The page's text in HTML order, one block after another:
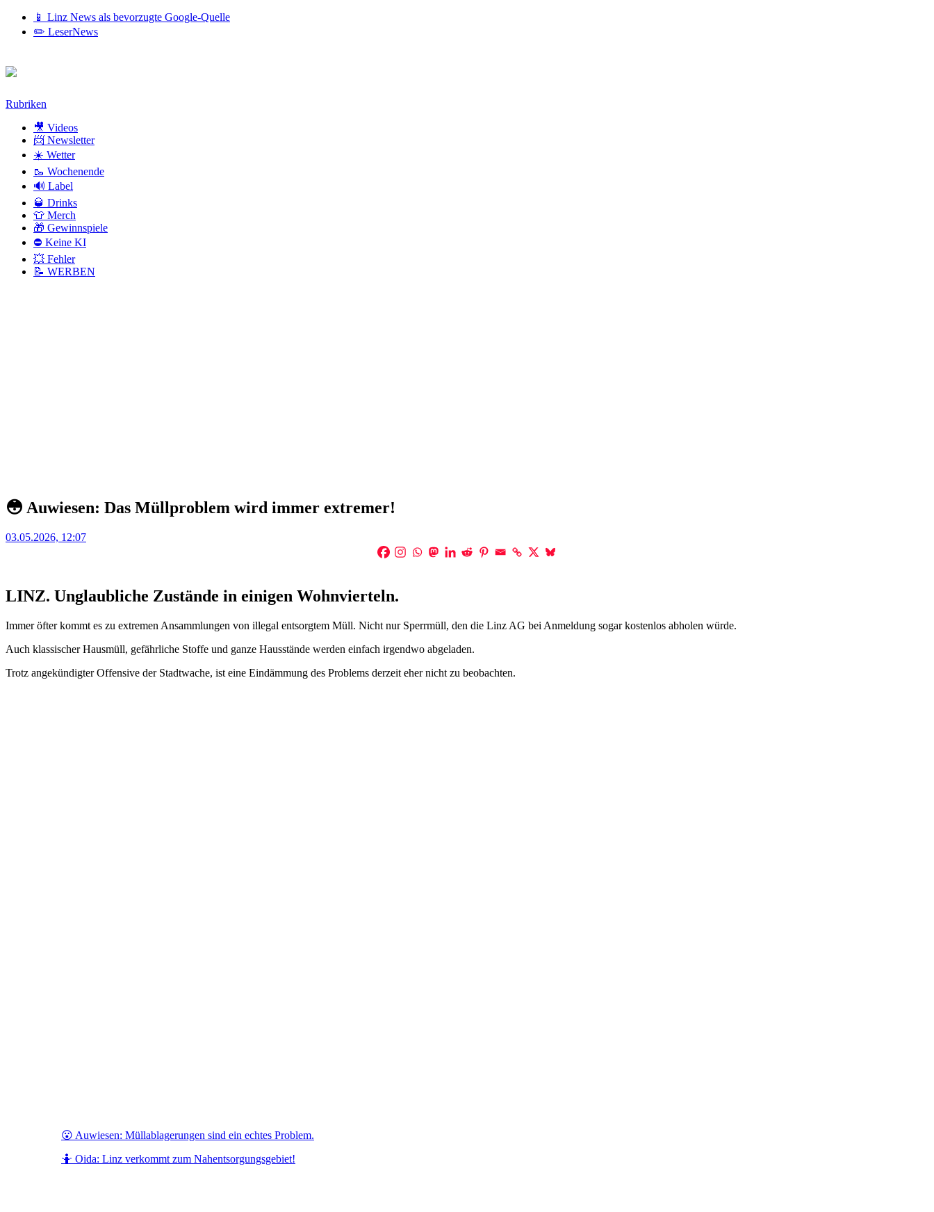
📱 Linz News als bevorzugte Google-Quelle
✏️ LeserNews
Zum
Rubriken
🎥 Videos
📨 Newsletter
☀️ Wetter
🥾 Wochenende
🔊 Label
🥃 Drinks
👕 Merch
🎁 Gewinnspiele
⛔ Keine KI
💥 Fehler
📝 WERBEN
😳 Auwiesen: Das Müllproblem wird immer extremer!
Posted
03.05.2026, 12:07
LINZ. Unglaubliche Zustände in einigen Wohnvierteln.
Immer öfter kommt es zu extremen Ansammlungen von illegal entsorgtem Müll. Nicht nur Sperrmüll, den die Linz AG bei Anmeldung sogar kostenlos abholen würde.
Auch klassischer Hausmüll, gefährliche Stoffe und ganze Hausstände werden einfach irgendwo abgeladen.
Trotz angekündigter Offensive der Stadtwache, ist eine Eindämmung des Problems derzeit eher nicht zu beobachten.
😮 Auwiesen: Müllablagerungen sind ein echtes Problem.
🤷 Oida: Linz verkommt zum Nahentsorgungsgebiet!